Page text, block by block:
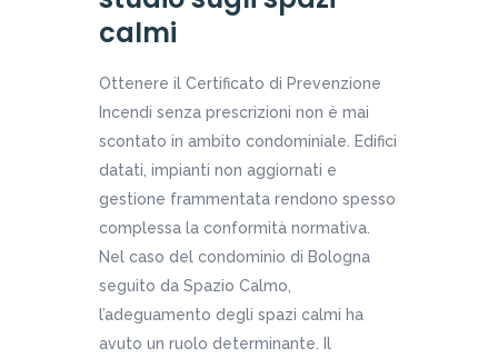
calmi
Ottenere il Certificato di Prevenzione
Incendi senza prescrizioni non è mai
scontato in ambito condominiale. Edifici
datati, impianti non aggiornati e
gestione frammentata rendono spesso
complessa la conformità normativa.
Nel caso del condominio di Bologna
seguito da Spazio Calmo,
l’adeguamento degli spazi calmi ha
avuto un ruolo determinante. Il